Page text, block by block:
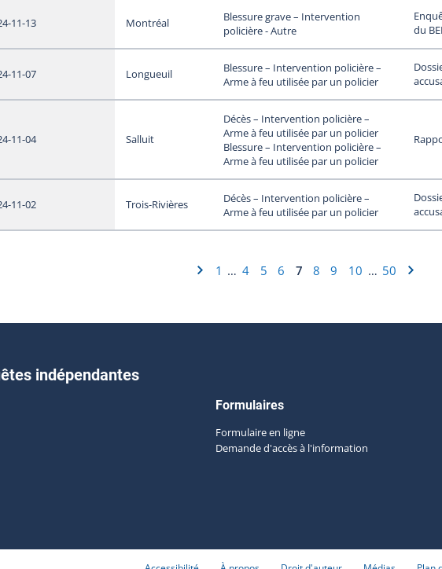
11-13 Montréal
Blessure grave – Intervention
policière - Autre
du BEI
11-07 Longueuil
Blessure – Intervention policière –
Arme à feu utilisée par un policier
11-04 Salluit
Décès – Intervention policière –
Arme à feu utilisée par un policier
Blessure – Intervention policière –
Arme à feu utilisée par un policier
11-02 Trois-Rivières
Décès – Intervention policière –
Arme à feu utilisée par un policier
1 … 4 5 6 7 8 9 10 … 50
indépendantes
Formulaires
Formulaire en ligne
Demande d'accès à l'information